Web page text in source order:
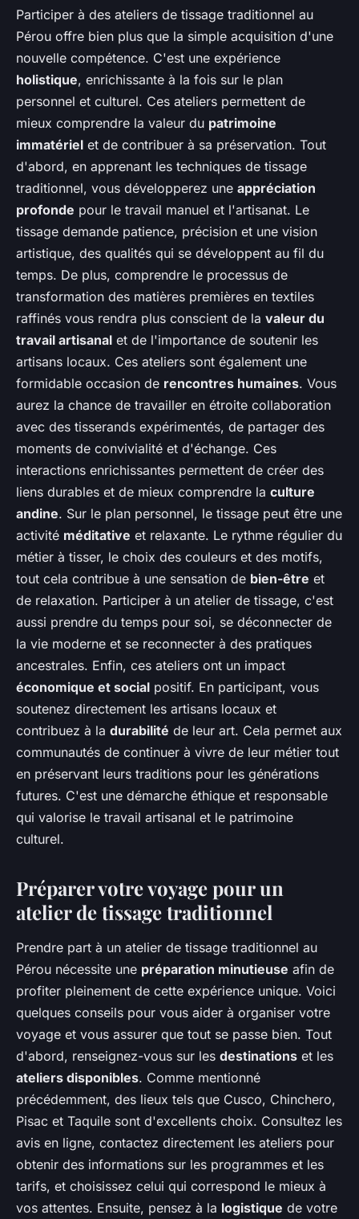
Participer à des ateliers de tissage traditionnel au
Pérou offre bien plus que la simple acquisition d'une
nouvelle compétence. C'est une expérience
holistique, enrichissante à la fois sur le plan
personnel et culturel. Ces ateliers permettent de
mieux comprendre la valeur du patrimoine
immatériel et de contribuer à sa préservation. Tout
d'abord, en apprenant les techniques de tissage
traditionnel, vous développerez une appréciation
profonde pour le travail manuel et l'artisanat. Le
tissage demande patience, précision et une vision
artistique, des qualités qui se développent au fil du
temps. De plus, comprendre le processus de
transformation des matières premières en textiles
raffinés vous rendra plus conscient de la valeur du
travail artisanal et de l'importance de soutenir les
artisans locaux. Ces ateliers sont également une
formidable occasion de rencontres humaines. Vous
aurez la chance de travailler en étroite collaboration
avec des tisserands expérimentés, de partager des
moments de convivialité et d'échange. Ces
interactions enrichissantes permettent de créer des
liens durables et de mieux comprendre la culture
andine. Sur le plan personnel, le tissage peut être une
activité méditative et relaxante. Le rythme régulier du
métier à tisser, le choix des couleurs et des motifs,
tout cela contribue à une sensation de bien-être et
de relaxation. Participer à un atelier de tissage, c'est
aussi prendre du temps pour soi, se déconnecter de
la vie moderne et se reconnecter à des pratiques
ancestrales. Enfin, ces ateliers ont un impact
économique et social positif. En participant, vous
soutenez directement les artisans locaux et
contribuez à la durabilité de leur art. Cela permet aux
communautés de continuer à vivre de leur métier tout
en préservant leurs traditions pour les générations
futures. C'est une démarche éthique et responsable
qui valorise le travail artisanal et le patrimoine
culturel.
Préparer votre voyage pour un
atelier de tissage traditionnel
Prendre part à un atelier de tissage traditionnel au
Pérou nécessite une préparation minutieuse afin de
profiter pleinement de cette expérience unique. Voici
quelques conseils pour vous aider à organiser votre
voyage et vous assurer que tout se passe bien. Tout
d'abord, renseignez-vous sur les destinations et les
ateliers disponibles. Comme mentionné
précédemment, des lieux tels que Cusco, Chinchero,
Pisac et Taquile sont d'excellents choix. Consultez les
avis en ligne, contactez directement les ateliers pour
obtenir des informations sur les programmes et les
tarifs, et choisissez celui qui correspond le mieux à
vos attentes. Ensuite, pensez à la logistique de votre